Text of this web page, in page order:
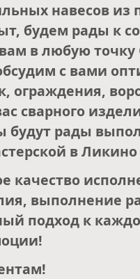
навесов из
будем рады к
в любую точку
с вами
ограждения,
сварного
рады
в Ликино
качество
выполнение
подход к